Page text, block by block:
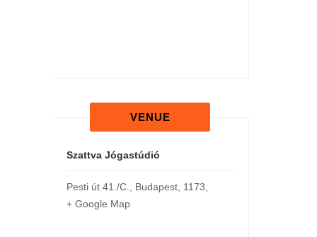
VENUE
Szattva Jógastúdió
Pesti út 41./C. Budapest, 1173
+ Google Map